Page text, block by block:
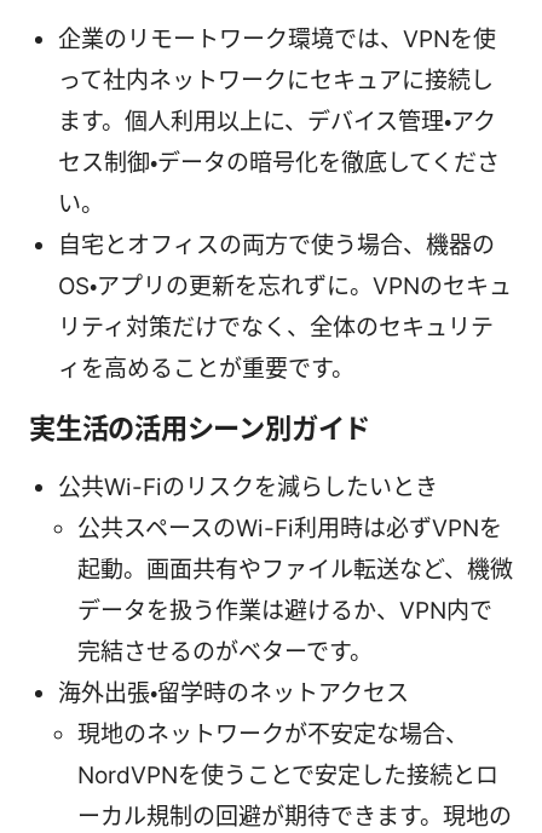
企業のリモートワーク環境では、VPNを使
って社内ネットワークにセキュアに接続し
ます。個人利用以上に、デバイス管理・アク
セス制御・データの暗号化を徹底してくださ
い。
自宅とオフィスの両方で使う場合、機器の
OS・アプリの更新を忘れずに。VPNのセキュ
リティ対策だけでなく、全体のセキュリテ
ィを高めることが重要です。
実生活の活用シーン別ガイド
公共Wi-Fiのリスクを減らしたいとき
公共スペースのWi-Fi利用時は必ずVPNを
起動。画面共有やファイル転送など、機微
データを扱う作業は避けるか、VPN内で
完結させるのがベターです。
海外出張・留学時のネットアクセス
現地のネットワークが不安定な場合、
NordVPNを使うことで安定した接続とロ
ーカル規制の回避が期待できます。現地の